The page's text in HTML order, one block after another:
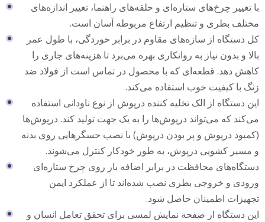
با تغییر چرخ‌های ستاره‌ای و حلقه‌های راهنما، تغییر اندازه‌های
مختلف بطری و تنظیم ارتفاع مربوطه آسان است.
کل دستگاه از سازه‌های مقاوم در برابر خوردگی، با طول عمر
بالا و بدون نیاز به روانکاری بهره می‌برد تا هزینه‌های جاری را
کاهش دهد. قطعه‌ای که با محصول در تماس است از فولاد ضد
زنگ با کیفیت خوب استفاده می‌کند.
این دستگاه از الک تخلیه کننده درپوش از نوع ناودانی استفاده
می‌کند که می‌تواند درپوش‌ها را به یک جهت تولید کند. درپوش‌ها
(کمبود درپوش و پر بودن درپوش) با نصب حسگرهایی روی بدنه
و مسیر کشویی درپوش، به طور خودکار کنترل می‌شوند.
دستگاه‌های محافظت در برابر اضافه بار روی چرخ ستاره‌ای
ورودی و خروجی بطری نصب شده‌اند تا از عملکرد ایمن
تجهیزات اطمینان حاصل شود.
این دستگاه از صفحه نمایش لمسی برای تحقق تعامل انسان و